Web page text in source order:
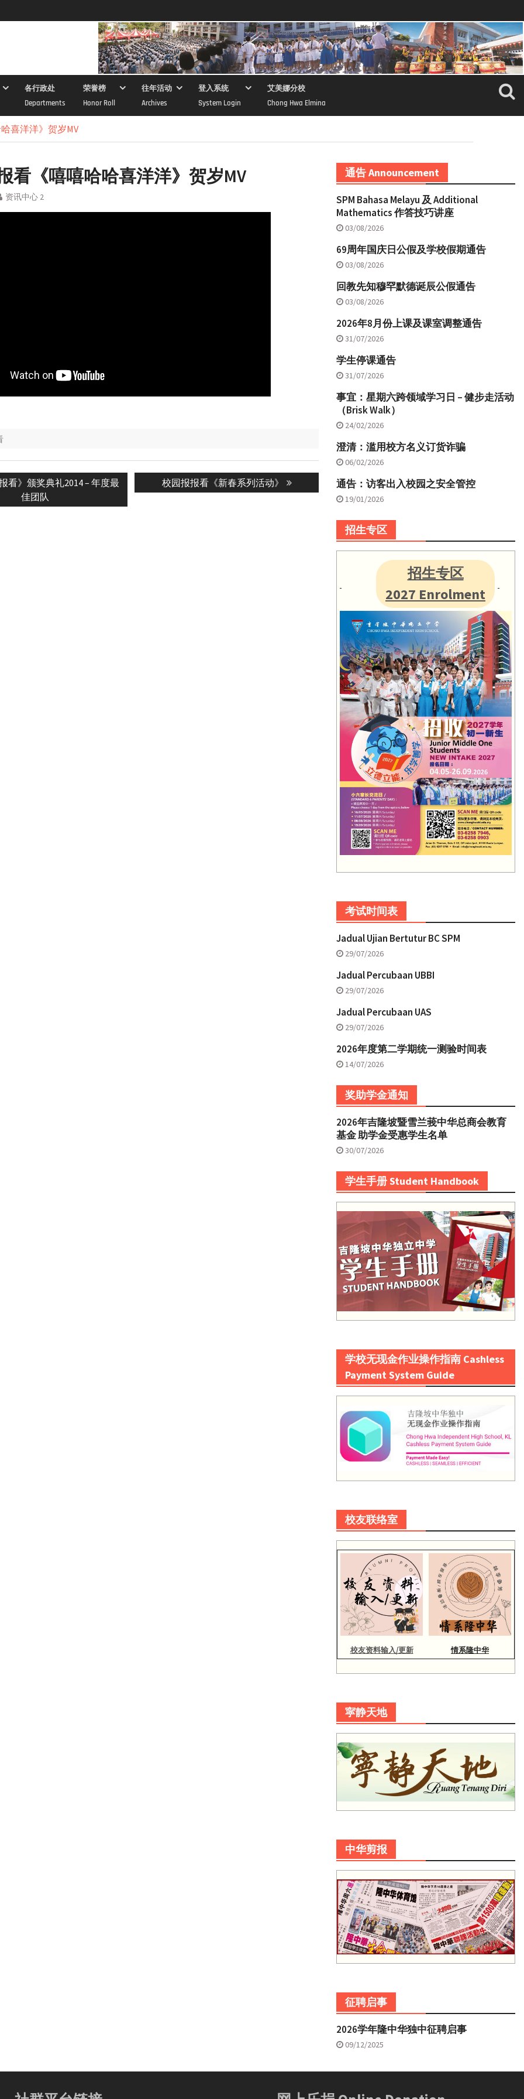
各行政处
Departments
荣誉榜
Honor Roll
往年活动
Archives
登入系统
System Login
艾美娜分校
Chong Hwa Elmina
喜洋洋》贺岁MV
看《嘻嘻哈哈喜洋洋》贺岁MV
资讯中心 2
看》颁奖典礼2014 – 年度最
佳团队
Next
post:
校园报报看《新春系列活动》
通告 Announcement
SPM Bahasa Melayu 及 Additional
Mathematics 作答技巧讲座
03/08/2026
69周年国庆日公假及学校假期通告
03/08/2026
回教先知穆罕默德诞辰公假通告
03/08/2026
2026年8月份上课及课室调整通告
31/07/2026
学生停课通告
31/07/2026
事宜：星期六跨领域学习日 – 健步走活动
（Brisk Walk）
24/02/2026
澄清：滥用校方名义订货诈骗
06/02/2026
通告：访客出入校园之安全管控
19/01/2026
招生专区
招生专区
2027 Enrolment
考试时间表
Jadual Ujian Bertutur BC SPM
29/07/2026
Jadual Percubaan UBBI
29/07/2026
Jadual Percubaan UAS
29/07/2026
2026年度第二学期统一测验时间表
14/07/2026
奖助学金通知
2026年吉隆坡暨雪兰莪中华总商会教育
基金 助学金受惠学生名单
30/07/2026
学生手册 Student Handbook
学校无现金作业操作指南 Cashless
Payment System Guide
校友联络室
校友资料输入/更新 情系隆中华
寜静天地
中华剪报
征聘启事
2026学年隆中华独中征聘启事
09/12/2025